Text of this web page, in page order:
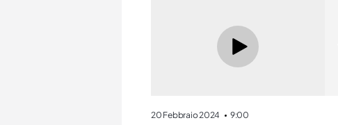
20 Febbraio 2024 9:00